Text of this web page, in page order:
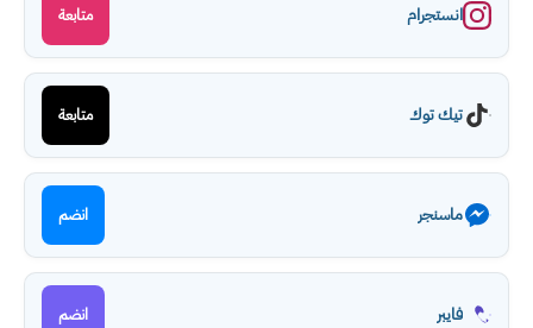
انستجرام متابعة
تيك توك متابعة
ماسنجر انضم
فايبر انضم